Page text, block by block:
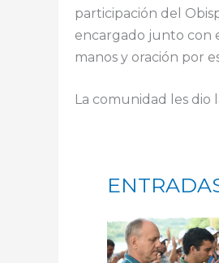
participación del
encargado junto con
manos y oración por
La comunidad les dio